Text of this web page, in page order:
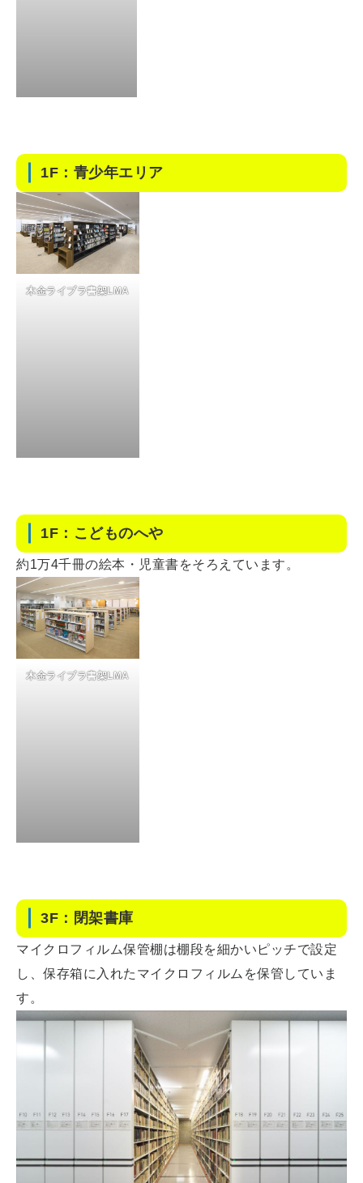
1F：青少年エリア
木金ライブラ書架LMA
1F：こどものへや
約1万4千冊の絵本・児童書をそろえています。
木金ライブラ書架LMA
3F：閉架書庫
マイクロフィルム保管棚は棚段を細かいピッチで設定
し、保存箱に入れたマイクロフィルムを保管していま
す。